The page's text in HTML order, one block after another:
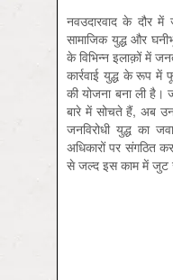
नवउदारवाद के दौर
सामाजिक युद्ध और
के विभिन्न इलाक़ों में
कार्रवाई युद्ध के रूप
की योजना बना ली है।
बारे में सोचते हैं, अब
जनविरोधी युद्ध का
अधिकारों पर संगठित
से जल्द इस काम में जुट